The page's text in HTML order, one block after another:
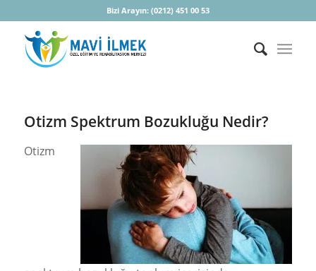
Bizi Arayın: (0212) 451 00 53
Otizm Spektrum Bozukluğu Nedir?
Otizm